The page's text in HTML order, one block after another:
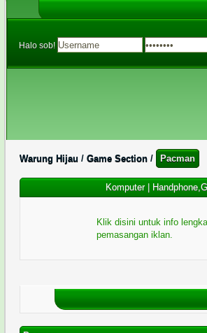
Halo sob!
Warung Hijau / Game Section / Pacman
Komputer|
Klik disini untuk info
pemasangan iklan.